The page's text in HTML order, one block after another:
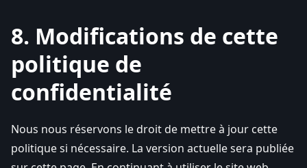
8. Modifications de cette
politique de
confidentialité
Nous nous réservons le droit de mettre à jour cette
politique si nécessaire. La version actuelle sera publiée